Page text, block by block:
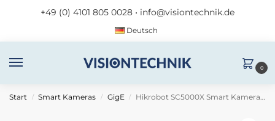
+49 (0) 4101 805 0028 • info@visiontechnik.de
Deutsch
0
Start / Smart Kameras / GigE / Hikrobot SC5000X Smart Kamera MV-SC5020XC-12M-WBN